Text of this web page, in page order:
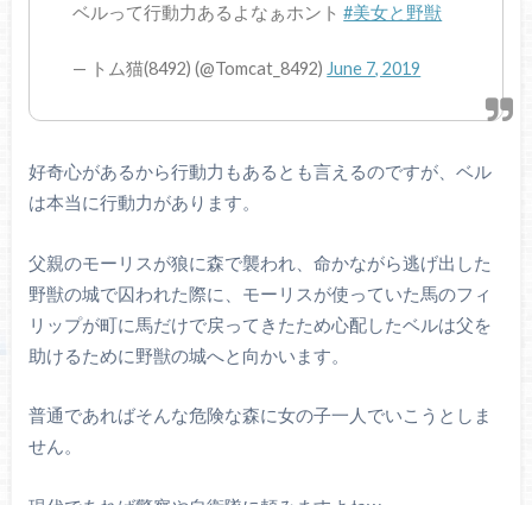
ベルって行動力あるよなぁホント#美女と野獣
— トム猫(8492) (@Tomcat_8492) June 7, 2019
好奇心があるから行動力もあるとも言えるのですが、ベル
は本当に行動力があります。
父親のモーリスが狼に森で襲われ、命かながら逃げ出した
野獣の城で囚われた際に、モーリスが使っていた馬のフィ
リップが町に馬だけで戻ってきたため心配したベルは父を
助けるために野獣の城へと向かいます。
普通であればそんな危険な森に女の子一人でいこうとしま
せん。